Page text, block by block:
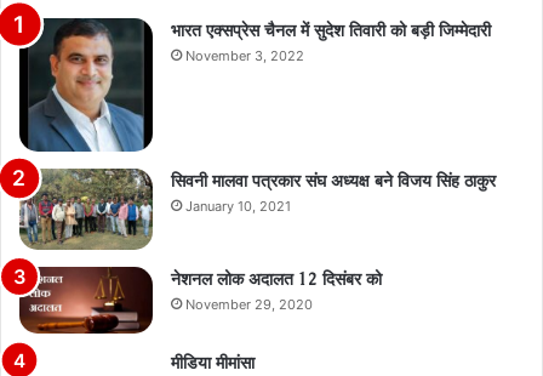
भारत एक्सप्रेस चैनल में सुदेश तिवारी को बड़ी जिम्मेदारी
November 3, 2022
सिवनी मालवा पत्रकार संघ अध्यक्ष बने विजय सिंह ठाकुर
January 10, 2021
नेशनल लोक अदालत 12 दिसंबर को
November 29, 2020
मीडिया मीमांसा